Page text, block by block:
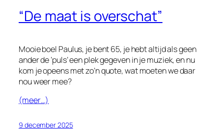
“De maat is overschat”
Mooie boel Paulus, je bent 65, je hebt altijd als geen
ander de ‘puls’ een plek gegeven in je muziek, en nu
kom je opeens met zo’n quote, wat moeten we daar
nou weer mee?
(meer…)
9 december 2025